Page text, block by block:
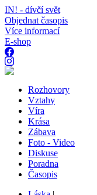
IN! - dívčí svět
Objednat časopis
Více informací
E-shop
Rozhovory
Vztahy
Víra
Krása
Zábava
Foto - Video
Diskuse
Poradna
Časopis